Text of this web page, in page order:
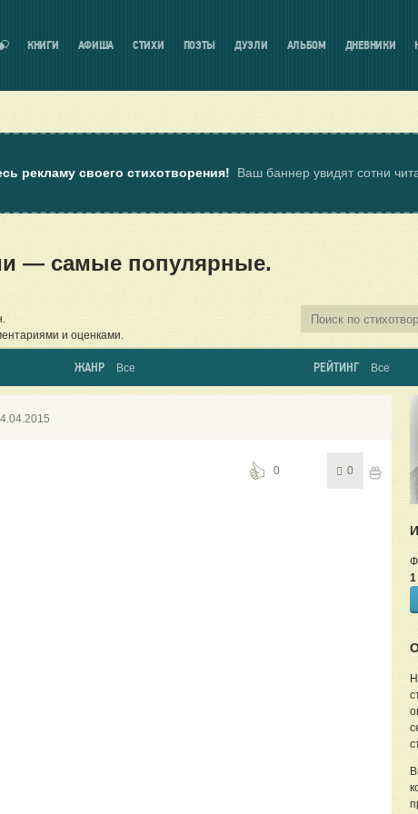
КНИГИ АФИША СТИХИ ПОЭТЫ ДУЭЛИ АЛЬБОМ ДНЕВНИКИ
рекламу своего стихотворения! Ваш баннер увидят сотни
— самые популярные.
и оценками.
ЖАНР Все РЕЙТИНГ Все
0 0
1